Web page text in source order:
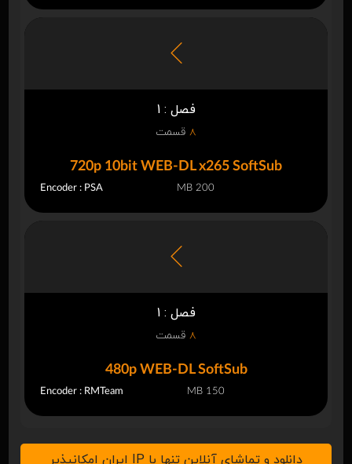
فصل : 1
8 قسمت
720p 10bit WEB-DL x265 SoftSub
Encoder : PSA 200 MB
فصل : 1
8 قسمت
480p WEB-DL SoftSub
Encoder : RMTeam 150 MB
دانلود و تماشای آنلاین تنها با IP ایران امکانپذیر